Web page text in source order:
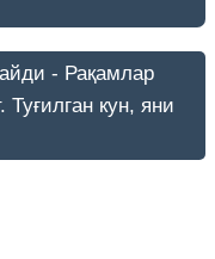
- Рақамлар
кун, яни